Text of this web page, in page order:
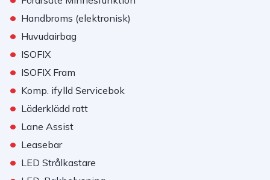
• Handbroms (elektronisk)
• Huvudairbag
• ISOFIX
• ISOFIX Fram
• Komp. ifylld Servicebok
• Läderklädd ratt
• Lane Assist
• Leasebar
• LED Strålkastare